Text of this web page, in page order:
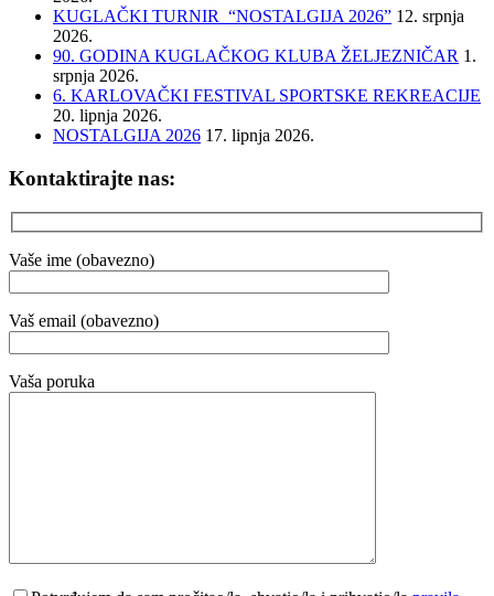
KUGLAČKI TURNIR “NOSTALGIJA 2026” 12. srpnja
2026.
90. GODINA KUGLAČKOG KLUBA ŽELJEZNIČAR 1.
srpnja 2026.
6. KARLOVAČKI FESTIVAL SPORTSKE REKREACIJE
20. lipnja 2026.
NOSTALGIJA 2026 17. lipnja 2026.
Kontaktirajte nas:
Vaše ime (obavezno)
Vaš email (obavezno)
Vaša poruka